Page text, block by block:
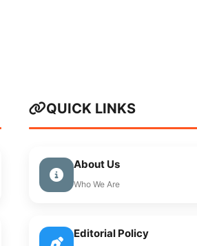
QUICK LINKS
About Us
Who We Are
Editorial Policy